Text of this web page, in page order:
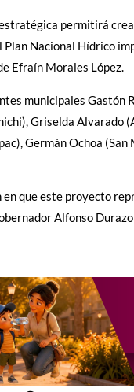
permitirá
Nacional Hídrico
Efraín Morales López.
municipales
Griselda
Germán Ochoa
que este proyecto
Alfonso